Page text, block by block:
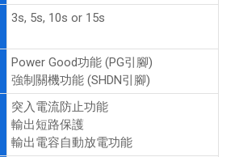
3s, 5s, 10s or 15s
Power Good功能 (PG引腳)
強制關機功能 (SHDN引腳)
突入電流防止功能
輸出短路保護
輸出電容自動放電功能